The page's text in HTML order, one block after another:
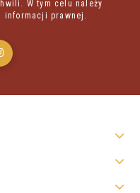
W tym celu należy
informacji prawnej.